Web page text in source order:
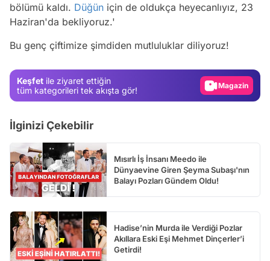
bölümü kaldı. Düğün için de oldukça heyecanlıyız, 23
Haziran'da bekliyoruz.'
Bu genç çiftimize şimdiden mutluluklar diliyoruz!
Keşfet ile ziyaret ettiğin
tüm kategorileri tek akışta gör!
Magazin
İlginizi Çekebilir
Mısırlı İş İnsanı Meedo ile
Dünyaevine Giren Şeyma Subaşı'nın
Balayı Pozları Gündem Oldu!
Hadise’nin Murda ile Verdiği Pozlar
Akıllara Eski Eşi Mehmet Dinçerler’i
Getirdi!